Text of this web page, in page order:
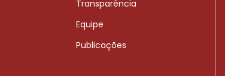
Transparência
Equipe
Publicações